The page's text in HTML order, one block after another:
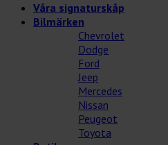
Våra signaturskåp
Bilmärken
Chevrolet
Dodge
Ford
Jeep
Mercedes
Nissan
Peugeot
Toyota